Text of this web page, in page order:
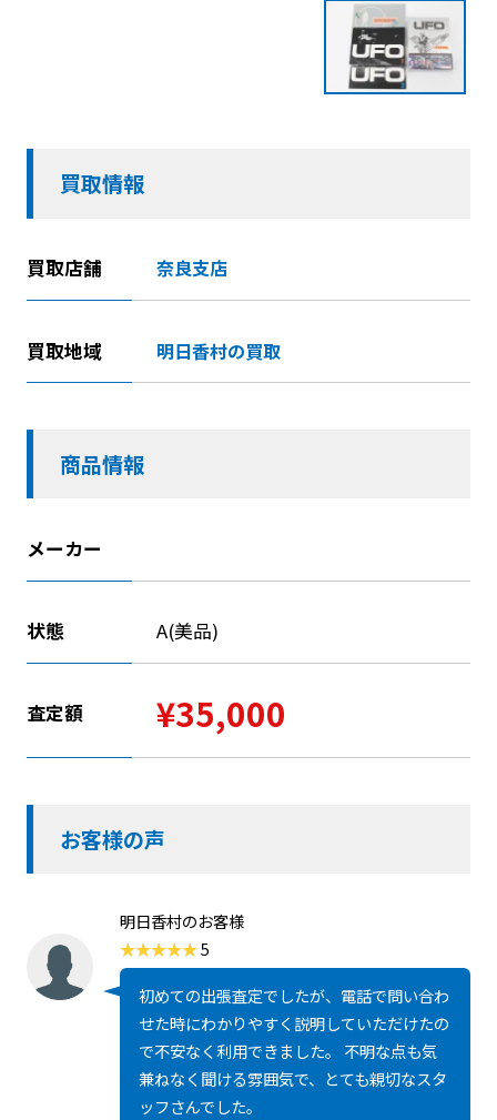
買取情報
買取店舗 奈良支店
買取地域 明日香村の買取
商品情報
メーカー
状態 A(美品)
査定額 ¥35,000
お客様の声
明日香村のお客様
5
初めての出張査定でしたが、電話で問い合わ
せた時にわかりやすく説明していただけたの
で不安なく利用できました。 不明な点も気
兼ねなく聞ける雰囲気で、とても親切なスタ
ッフさんでした。